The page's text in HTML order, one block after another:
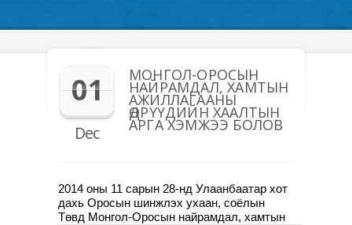
01
Dec
МОНГОЛ-ОРОСЫН
НАЙРАМДАЛ, ХАМТЫН
АЖИЛЛАГААНЫ
ӨДРҮҮДИЙН ХААЛТЫН
АРГА ХЭМЖЭЭ БОЛОВ
2014 оны 11 сарын 28-нд Улаанбаатар хот
дахь Оросын шинжлэх ухаан, соёлын
Төвд Монгол-Оросын найрамдал, хамтын